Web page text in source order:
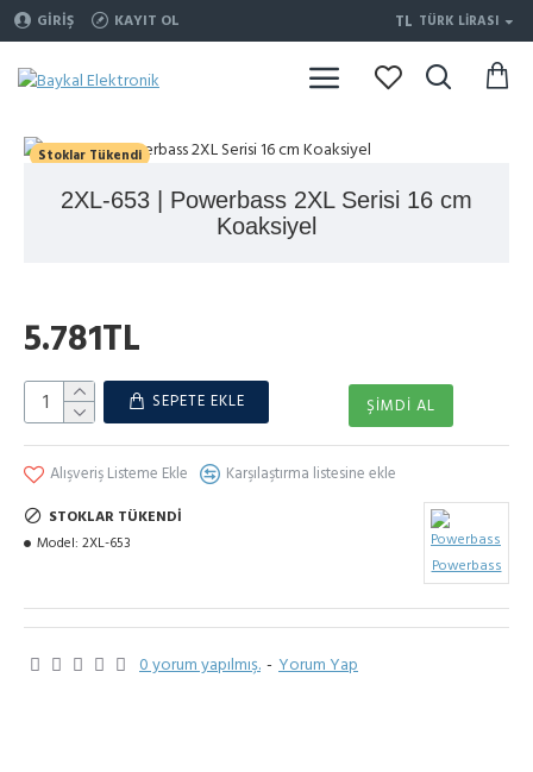
GIRIŞ KAYIT OL TL TÜRK LIRASI
Stoklar Tükendi
2XL-653 | Powerbass 2XL Serisi 16 cm
Koaksiyel
STOKLAR TÜKENDI
Model: 2XL-653
Powerbass
0 yorum yapılmış. - Yorum Yap
5.781TL
SEPETE EKLE ŞIMDI AL
Alışveriş Listeme Ekle Karşılaştırma listesine ekle